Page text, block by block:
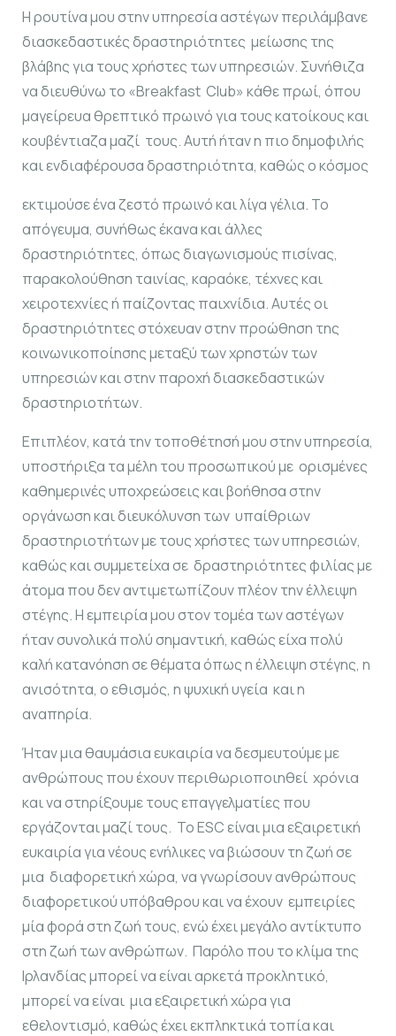
Η ρουτίνα μου στην υπηρεσία αστέγων περιλάμβανε
διασκεδαστικές δραστηριότητες μείωσης της
βλάβης για τους χρήστες των υπηρεσιών. Συνήθιζα
να διευθύνω το «Breakfast Club» κάθε πρωί, όπου
μαγείρευα θρεπτικό πρωινό για τους κατοίκους και
κουβέντιαζα μαζί τους. Αυτή ήταν η πιο δημοφιλής
και ενδιαφέρουσα δραστηριότητα, καθώς ο κόσμος
εκτιμούσε ένα ζεστό πρωινό και λίγα γέλια. Το
απόγευμα, συνήθως έκανα και άλλες
δραστηριότητες, όπως διαγωνισμούς πισίνας,
παρακολούθηση ταινίας, καραόκε, τέχνες και
χειροτεχνίες ή παίζοντας παιχνίδια. Αυτές οι
δραστηριότητες στόχευαν στην προώθηση της
κοινωνικοποίησης μεταξύ των χρηστών των
υπηρεσιών και στην παροχή διασκεδαστικών
δραστηριοτήτων.
Επιπλέον, κατά την τοποθέτησή μου στην υπηρεσία,
υποστήριξα τα μέλη του προσωπικού με ορισμένες
καθημερινές υποχρεώσεις και βοήθησα στην
οργάνωση και διευκόλυνση των υπαίθριων
δραστηριοτήτων με τους χρήστες των υπηρεσιών,
καθώς και συμμετείχα σε δραστηριότητες φιλίας με
άτομα που δεν αντιμετωπίζουν πλέον την έλλειψη
στέγης. Η εμπειρία μου στον τομέα των αστέγων
ήταν συνολικά πολύ σημαντική, καθώς είχα πολύ
καλή κατανόηση σε θέματα όπως η έλλειψη στέγης, η
ανισότητα, ο εθισμός, η ψυχική υγεία και η
αναπηρία.
Ήταν μια θαυμάσια ευκαιρία να δεσμευτούμε με
ανθρώπους που έχουν περιθωριοποιηθεί χρόνια
και να στηρίξουμε τους επαγγελματίες που
εργάζονται μαζί τους. Το ESC είναι μια εξαιρετική
ευκαιρία για νέους ενήλικες να βιώσουν τη ζωή σε
μια διαφορετική χώρα, να γνωρίσουν ανθρώπους
διαφορετικού υπόβαθρου και να έχουν εμπειρίες
μία φορά στη ζωή τους, ενώ έχει μεγάλο αντίκτυπο
στη ζωή των ανθρώπων. Παρόλο που το κλίμα της
Ιρλανδίας μπορεί να είναι αρκετά προκλητικό,
μπορεί να είναι μια εξαιρετική χώρα για
εθελοντισμό, καθώς έχει εκπληκτικά τοπία και